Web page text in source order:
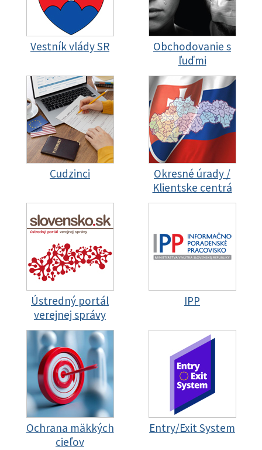
Vestník vlády SR
Obchodovanie s
ľuďmi
Cudzinci
Okresné úrady /
Klientske centrá
Ústredný portál
verejnej správy
IPP
Ochrana mäkkých
cieľov
Entry/Exit System